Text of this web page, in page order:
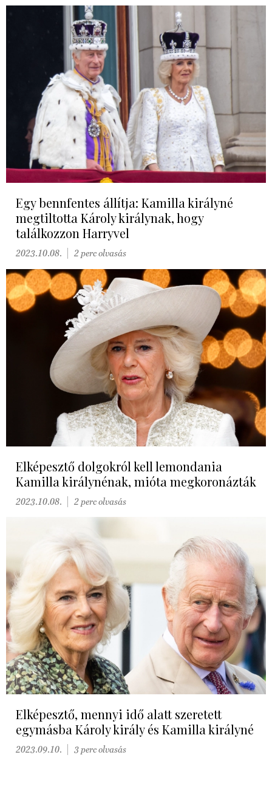
Egy bennfentes állítja: Kamilla királyné
megtiltotta Károly királynak, hogy
találkozzon Harryvel
2023.10.08. 2 perc olvasás
Elképesztő dolgokról kell lemondania
Kamilla királynénak, mióta megkoronázták
2023.10.08. 2 perc olvasás
Elképesztő, mennyi idő alatt szeretett
egymásba Károly király és Kamilla királyné
2023.09.10. 3 perc olvasás